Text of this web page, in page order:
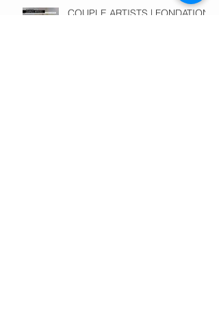
COUPLE ARTISTS | FONDATION